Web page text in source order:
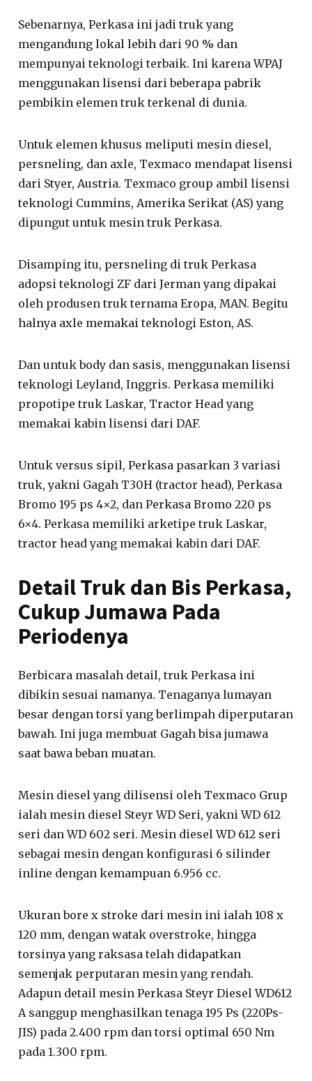
Sebenarnya, Perkasa ini jadi truk yang
mengandung lokal lebih dari 90 % dan
mempunyai teknologi terbaik. Ini karena WPAJ
menggunakan lisensi dari beberapa pabrik
pembikin elemen truk terkenal di dunia.
Untuk elemen khusus meliputi mesin diesel,
persneling, dan axle, Texmaco mendapat lisensi
dari Styer, Austria. Texmaco group ambil lisensi
teknologi Cummins, Amerika Serikat (AS) yang
dipungut untuk mesin truk Perkasa.
Disamping itu, persneling di truk Perkasa
adopsi teknologi ZF dari Jerman yang dipakai
oleh produsen truk ternama Eropa, MAN. Begitu
halnya axle memakai teknologi Eston, AS.
Dan untuk body dan sasis, menggunakan lisensi
teknologi Leyland, Inggris. Perkasa memiliki
propotipe truk Laskar, Tractor Head yang
memakai kabin lisensi dari DAF.
Untuk versus sipil, Perkasa pasarkan 3 variasi
truk, yakni Gagah T30H (tractor head), Perkasa
Bromo 195 ps 4×2, dan Perkasa Bromo 220 ps
6×4. Perkasa memiliki arketipe truk Laskar,
tractor head yang memakai kabin dari DAF.
Detail Truk dan Bis Perkasa,
Cukup Jumawa Pada
Periodenya
Berbicara masalah detail, truk Perkasa ini
dibikin sesuai namanya. Tenaganya lumayan
besar dengan torsi yang berlimpah diperputaran
bawah. Ini juga membuat Gagah bisa jumawa
saat bawa beban muatan.
Mesin diesel yang dilisensi oleh Texmaco Grup
ialah mesin diesel Steyr WD Seri, yakni WD 612
seri dan WD 602 seri. Mesin diesel WD 612 seri
sebagai mesin dengan konfigurasi 6 silinder
inline dengan kemampuan 6.956 cc.
Ukuran bore x stroke dari mesin ini ialah 108 x
120 mm, dengan watak overstroke, hingga
torsinya yang raksasa telah didapatkan
semenjak perputaran mesin yang rendah.
Adapun detail mesin Perkasa Steyr Diesel WD612
A sanggup menghasilkan tenaga 195 Ps (220Ps-
JIS) pada 2.400 rpm dan torsi optimal 650 Nm
pada 1.300 rpm.